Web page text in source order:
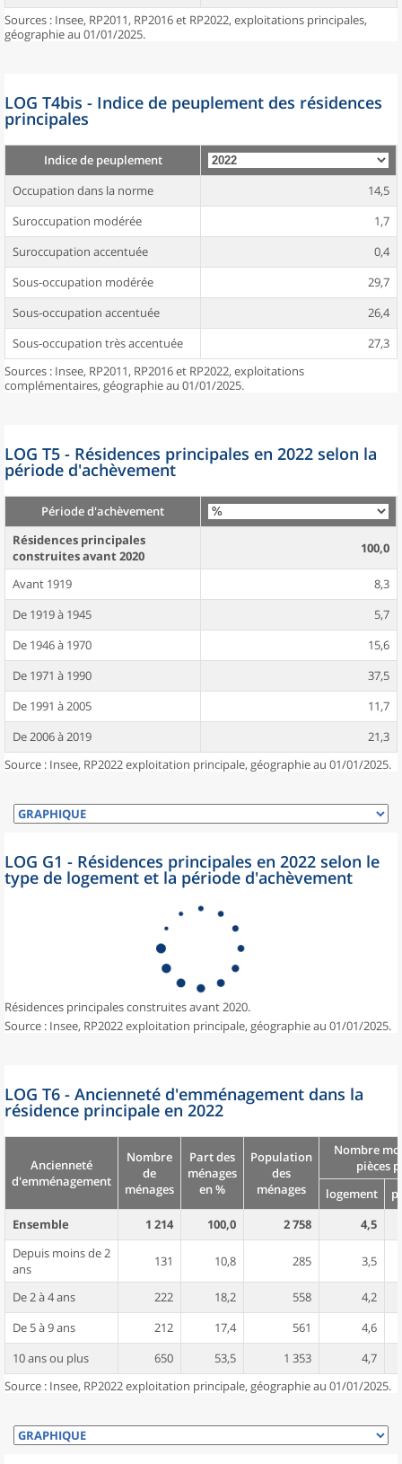
Sources : Insee, RP2011, RP2016 et RP2022, exploitations principales,
géographie au 01/01/2025.
LOG T4bis - Indice de peuplement des résidences
principales
Indice de peuplement
Occupation dans la norme
14,5
Suroccupation modérée
1,7
Suroccupation accentuée
0,4
Sous-occupation modérée
29,7
Sous-occupation accentuée
26,4
Sous-occupation très accentuée
27,3
Sources : Insee, RP2011, RP2016 et RP2022, exploitations
complémentaires, géographie au 01/01/2025.
LOG T5 - Résidences principales en 2022 selon la
période d'achèvement
Période d'achèvement
Résidences principales
construites avant 2020
100,0
Avant 1919
8,3
De 1919 à 1945
5,7
De 1946 à 1970
15,6
De 1971 à 1990
37,5
De 1991 à 2005
11,7
De 2006 à 2019
21,3
Source : Insee, RP2022 exploitation principale, géographie au 01/01/2025.
LOG G1 - Résidences principales en 2022 selon le
type de logement et la période d'achèvement
Résidences principales construites avant 2020.
Source : Insee, RP2022 exploitation principale, géographie au 01/01/2025.
LOG T6 - Ancienneté d'emménagement dans la
résidence principale en 2022
Ancienneté
d'emménagement
Nombre
de
ménages
Part des
ménages
en %
Population
des
ménages
Nombre
pièces
logement
Ensemble
1 214 100,0 2 758
4,5
Depuis moins de 2
ans
131 10,8 285 3,5
De 2 à 4 ans 222 18,2 558
4,2
De 5 à 9 ans
212 17,4 561
4,6
10 ans ou plus
650 53,5 1 353
4,7
Source : Insee, RP2022 exploitation principale, géographie au 01/01/2025.